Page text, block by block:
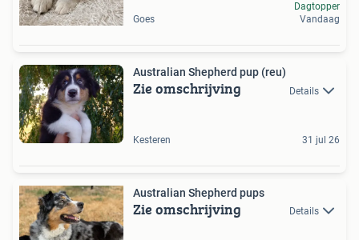
Goes
Dagtopper
Vandaag
Australian Shepherd pup (reu)
Zie omschrijving Details
Kesteren 31 jul 26
Australian Shepherd pups
Zie omschrijving Details